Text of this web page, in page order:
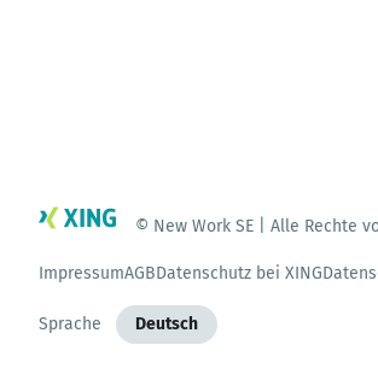
© New Work SE | Alle Rechte
ImpressumAGBDatenschutz bei XING
Sprache Deutsch